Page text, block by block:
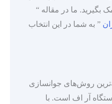
ما در مقاله “
” به شما در این انتخاب
روش‌های جوانسازی
آر اف است. با